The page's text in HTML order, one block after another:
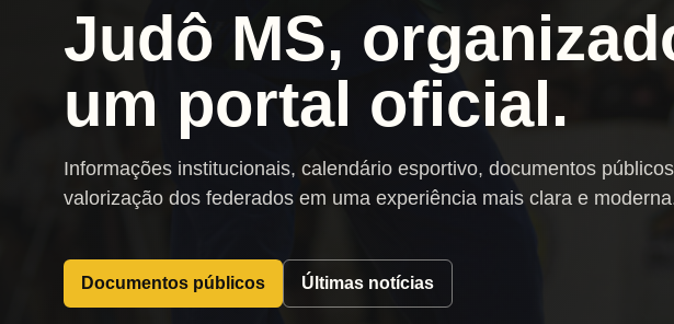
Judô MS,
um portal oficial.
Informações institucionais, calendário esportivo, documentos
valorização dos federados em uma experiência mais clara e
Documentos públicos Últimas notícias